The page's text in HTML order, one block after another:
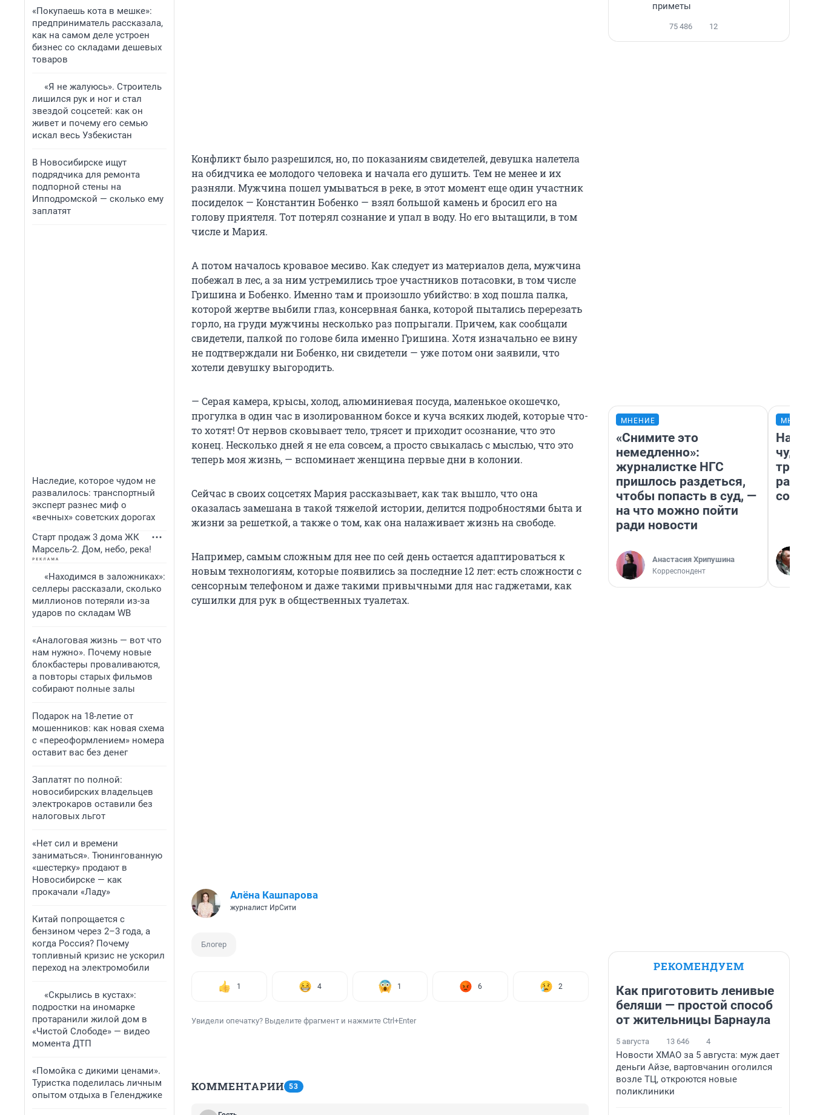
«Покупаешь кота в мешке»:
предприниматель рассказала,
как на самом деле устроен
бизнес со складами дешевых
товаров
«Я не жалуюсь». Строитель
лишился рук и ног и стал
звездой соцсетей: как он
живет и почему его семью
искал весь Узбекистан
В Новосибирске ищут
подрядчика для ремонта
подпорной стены на
Ипподромской — сколько ему
заплатят
Наследие, которое чудом не
развалилось: транспортный
эксперт разнес миф о
«вечных» советских дорогах
Старт продаж 3 дома ЖК
Марсель-2. Дом, небо, река!
«Находимся в заложниках»:
селлеры рассказали, сколько
миллионов потеряли из-за
ударов по складам WB
«Аналоговая жизнь — вот что
нам нужно». Почему новые
блокбастеры проваливаются,
а повторы старых фильмов
собирают полные залы
Подарок на 18-летие от
мошенников: как новая схема
с «переоформлением» номера
оставит вас без денег
Заплатят по полной:
новосибирских владельцев
электрокаров оставили без
налоговых льгот
«Нет сил и времени
заниматься». Тюнингованную
«шестерку» продают в
Новосибирске — как
прокачали «Ладу»
Китай попрощается с
бензином через 2–3 года, а
когда Россия? Почему
топливный кризис не ускорил
переход на электромобили
«Скрылись в кустах»:
подростки на иномарке
протаранили жилой дом в
«Чистой Слободе» — видео
момента ДТП
«Помойка с дикими ценами».
Туристка поделилась личным
опытом отдыха в Геленджике
Конфликт было разрешился, но, по показаниям свидетелей, девушка налетела
на обидчика ее молодого человека и начала его душить. Тем не менее и их
разняли. Мужчина пошел умываться в реке, в этот момент еще один участник
посиделок — Константин Бобенко — взял большой камень и бросил его на
голову приятеля. Тот потерял сознание и упал в воду. Но его вытащили, в том
числе и Мария.
А потом началось кровавое месиво. Как следует из материалов дела, мужчина
побежал в лес, а за ним устремились трое участников потасовки, в том числе
Гришина и Бобенко. Именно там и произошло убийство: в ход пошла палка,
которой жертве выбили глаз, консервная банка, которой пытались перерезать
горло, на груди мужчины несколько раз попрыгали. Причем, как сообщали
свидетели, палкой по голове била именно Гришина. Хотя изначально ее вину
не подтверждали ни Бобенко, ни свидетели — уже потом они заявили, что
хотели девушку выгородить.
— Серая камера, крысы, холод, алюминиевая посуда, маленькое окошечко,
прогулка в один час в изолированном боксе и куча всяких людей, которые что-
то хотят! От нервов сковывает тело, трясет и приходит осознание, что это
конец. Несколько дней я не ела совсем, а просто свыкалась с мыслью, что это
теперь моя жизнь, — вспоминает женщина первые дни в колонии.
Сейчас в своих соцсетях Мария рассказывает, как так вышло, что она
оказалась замешана в такой тяжелой истории, делится подробностями быта и
жизни за решеткой, а также о том, как она налаживает жизнь на свободе.
Например, самым сложным для нее по сей день остается адаптироваться к
новым технологиям, которые появились за последние 12 лет: есть сложности с
сенсорным телефоном и даже такими привычными для нас гаджетами, как
сушилки для рук в общественных туалетах.
Алёна Кашпарова
журналист ИрСити
Блогер
1 4 1 6 2
Увидели опечатку? Выделите фрагмент и нажмите Ctrl+Enter
КОММЕНТАРИИ 53
приметы
75 486 12
МНЕНИЕ
«Снимите это
немедленно»:
журналистке НГС
пришлось раздеться,
чтобы попасть в суд, —
на что можно пойти
ради новости
Анастасия Хрипушина
Корреспондент
РЕКОМЕНДУЕМ
Как приготовить ленивые
беляши — простой способ
от жительницы Барнаула
5 августа 13 646 4
Новости ХМАО за 5 августа: муж дает
деньги Айзе, вартовчанин оголился
возле ТЦ, откроются новые
поликлиники